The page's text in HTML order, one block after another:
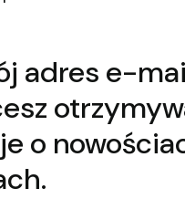
adres e-
o